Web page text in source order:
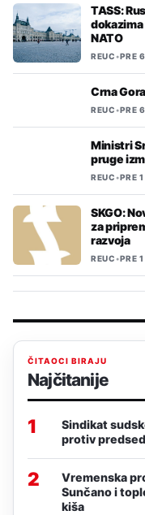
TASS:
NATO
REUC•PRE
Crna
REUC•PRE
Ministri
pruge
REUC•PRE
SKGO:
za
razvoja
REUC•PRE
ČITAOCI BIRAJU
Najčitanije
1
Sindikat
protiv
2
Vremenska
Sunčano i
kiša